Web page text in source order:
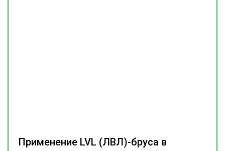
Применение LVL (ЛВЛ)-бруса в